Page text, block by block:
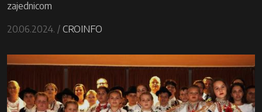
zajednicom
20.06.2024. / CROINFO